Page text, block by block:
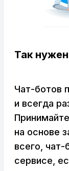
Так
Чат-ботов
и всегда
на основе
всего,
сервисе,